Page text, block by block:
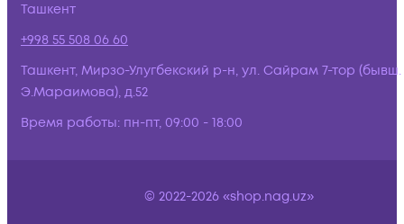
Ташкент
+998 55 508 06 60
Ташкент, Мирзо-Улугбекский р-н, ул. Сайрам 7-тор (бывш.
Э.Мараимова), д.52
Время работы: пн-пт, 09:00 - 18:00
© 2022-2026 «shop.nag.uz»